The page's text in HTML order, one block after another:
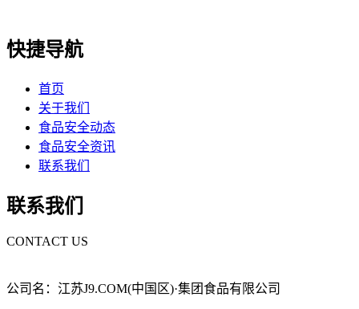
快捷导航
首页
关于我们
食品安全动态
食品安全资讯
联系我们
联系我们
CONTACT US
公司名：江苏J9.COM(中国区)·集团食品有限公司